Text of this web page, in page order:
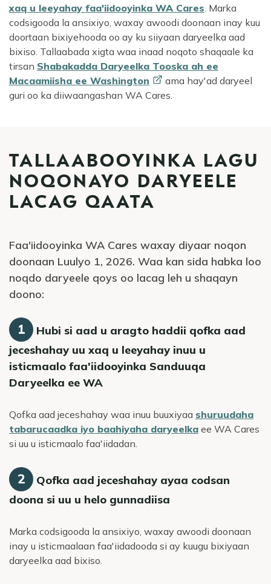
xaq u leeyahay faa'iidooyinka WA Cares . Marka
codsigooda la ansixiyo, waxay awoodi doonaan inay kuu
doortaan bixiyehooda oo ay ku siiyaan daryeelka aad
bixiso. Tallaabada xigta waa inaad noqoto shaqaale ka
tirsan Shabakadda Daryeelka Tooska ah ee
Macaamiisha ee Washington
ama hay'ad daryeel
guri oo ka diiwaangashan WA Cares.
TALLAABOOYINKA LAGU
NOQONAYO DARYEELE
LACAG QAATA
Faa'iidooyinka WA Cares waxay diyaar noqon
doonaan Luulyo 1, 2026. Waa kan sida habka loo
noqdo daryeele qoys oo lacag leh u shaqayn
doono:
1
Hubi si aad u aragto haddii qofka aad
jeceshahay uu xaq u leeyahay inuu u
isticmaalo faa'iidooyinka Sanduuqa
Daryeelka ee WA
Qofka aad jeceshahay waa inuu buuxiyaa shuruudaha
tabarucaadka iyo baahiyaha daryeelka ee WA Cares
si uu u isticmaalo faa'iidadan.
2
Qofka aad jeceshahay ayaa codsan
doona si uu u helo gunnadiisa
Marka codsigooda la ansixiyo, waxay awoodi doonaan
inay u isticmaalaan faa'iidadooda si ay kuugu bixiyaan
daryeelka aad bixiso.